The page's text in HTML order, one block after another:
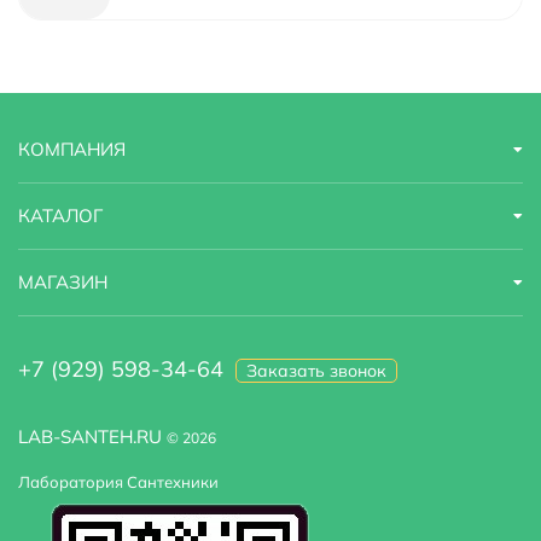
LAB-SANTEH.RU © 2026
Лаборатория Сантехники
КОМПАНИЯ
КАТАЛОГ
МАГАЗИН
+7 (929) 598-34-64 Заказать звонок